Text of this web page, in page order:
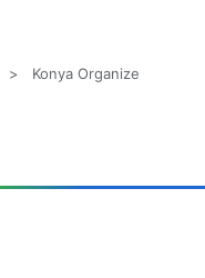
>
Konya Organize